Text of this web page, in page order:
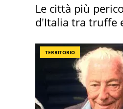
Le città più
d'Italia tra truffe
TERRITORIO